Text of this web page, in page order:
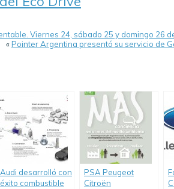
Viernes 24, sábado 25 y domingo 26
«Pointer Argentina presentó su servicio de
Audi desarrolló con
éxito combustible
PSA Peugeot
Citroën